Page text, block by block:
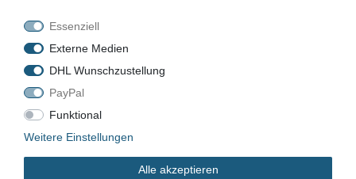
VN-9611
Essenziell
Externe Medien
DHL Wunschzustellung
PayPal
Funktional
Weitere Einstellungen
Alle akzeptieren